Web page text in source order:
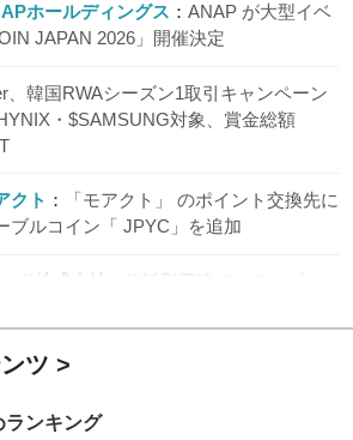
ホールディングス
ANAP が大型イベ
JAPAN 2026」開催決定
、韓国RWAシーズン1取引キャンペーン
・$SAMSUNG対象、賞金総額
クト
「モアクト」 のポイント交換先に
ブルコイン「 JPYC」を追加
ド株式会社
信託型円建てステーブル
ツ
ランキング